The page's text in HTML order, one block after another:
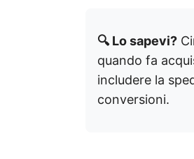
🔍 Lo sapevi?
quando fa
includere la
conversioni.